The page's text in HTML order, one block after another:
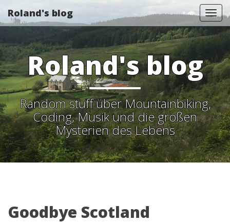
Roland's blog
Roland's blog
Random stuff über Mountainbiking,
Coding, Musik und die großen
Mysterien des Lebens
Goodbye Scotland